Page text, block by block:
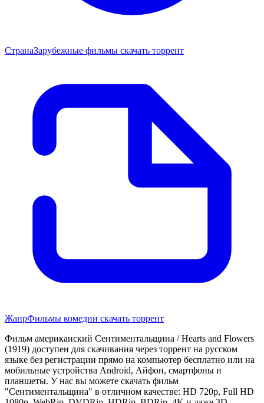
СтранаЗарубежные фильмы скачать торрент
ЖанрФильмы комедии скачать торрент
Фильм американский Сентиментальщина / Hearts and Flowers
(1919) доступен для скачивания через торрент на русском
языке без регистрации прямо на компьютер бесплатно или на
мобильные устройства Android, Айфон, смартфоны и
планшеты. У нас вы можете скачать фильм
"Сентиментальщина" в отличном качестве: HD 720p, Full HD